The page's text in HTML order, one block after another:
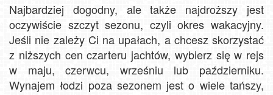
Najbardziej dogodny, ale także najdroższy jest
oczywiście szczyt sezonu, czyli okres wakacyjny.
Jeśli nie zależy Ci na upałach, a chcesz skorzystać
z niższych cen czarteru jachtów, wybierz się w rejs
w maju, czerwcu, wrześniu lub październiku.
Wynajem łodzi poza sezonem jest o wiele tańszy,